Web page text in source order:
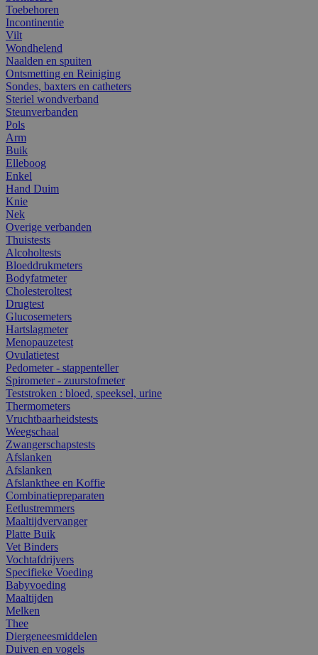
Toebehoren
Incontinentie
Vilt
Wondhelend
Naalden en spuiten
Ontsmetting en Reiniging
Sondes, baxters en catheters
Steriel wondverband
Steunverbanden
Pols
Arm
Buik
Elleboog
Enkel
Hand Duim
Knie
Nek
Overige verbanden
Thuistests
Alcoholtests
Bloeddrukmeters
Bodyfatmeter
Cholesteroltest
Drugtest
Glucosemeters
Hartslagmeter
Menopauzetest
Ovulatietest
Pedometer - stappenteller
Spirometer - zuurstofmeter
Teststroken : bloed, speeksel, urine
Thermometers
Vruchtbaarheidstests
Weegschaal
Zwangerschapstests
Afslanken
Afslanken
Afslankthee en Koffie
Combinatiepreparaten
Eetlustremmers
Maaltijdvervanger
Platte Buik
Vet Binders
Vochtafdrijvers
Specifieke Voeding
Babyvoeding
Maaltijden
Melken
Thee
Diergeneesmiddelen
Duiven en vogels